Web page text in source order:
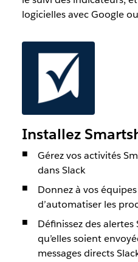
logicielles avec Google
Installez
Gérez vos activités
dans Slack
Donnez à vos
d’automatiser les
Définissez des
qu’elles soient
messages directs